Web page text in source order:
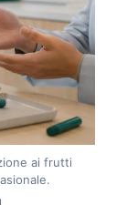
ai frutti